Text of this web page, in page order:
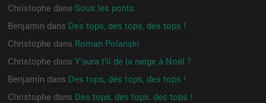
Christophe dans Sous les ponts
Benjamin dans Des tops, des tops, des tops !
Christophe dans Roman Polanski
Christophe dans Y’aura t’il de la neige à Noël ?
Benjamin dans Des tops, des tops, des tops !
Christophe dans Des tops, des tops, des tops !